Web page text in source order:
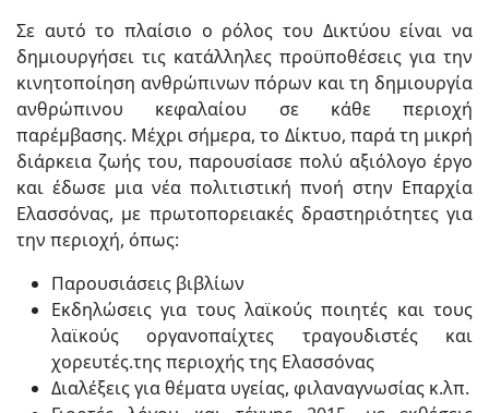
Σε αυτό το πλαίσιο ο ρόλος του Δικτύου είναι να
δημιουργήσει τις κατάλληλες προϋποθέσεις για την
κινητοποίηση ανθρώπινων πόρων και τη δημιουργία
ανθρώπινου κεφαλαίου σε κάθε περιοχή
παρέμβασης. Μέχρι σήμερα, το Δίκτυο, παρά τη μικρή
διάρκεια ζωής του, παρουσίασε πολύ αξιόλογο έργο
και έδωσε μια νέα πολιτιστική πνοή στην Επαρχία
Ελασσόνας, με πρωτοπορειακές δραστηριότητες για
την περιοχή, όπως:
Παρουσιάσεις βιβλίων
Εκδηλώσεις για τους λαϊκούς ποιητές και τους
λαϊκούς οργανοπαίχτες τραγουδιστές και
χορευτές.της περιοχής της Ελασσόνας
Διαλέξεις για θέματα υγείας, φιλαναγνωσίας κ.λπ.